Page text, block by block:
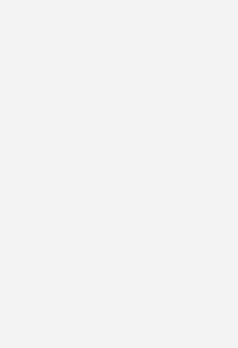
Die Erneuerbaren müssen
ist der zügige Aufbau von
sind es sicherlich
Doch auch der Ausbau
ist dringend notwendig.
Speicher
die überschüssigen Sonnen-
Dann ist auch das Kappen
Dieser Wasserstoff